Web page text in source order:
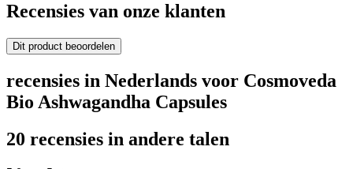
Recensies van onze klanten
Dit product beoordelen
recensies in Nederlands voor Cosmoveda
Bio Ashwagandha Capsules
20 recensies in andere talen